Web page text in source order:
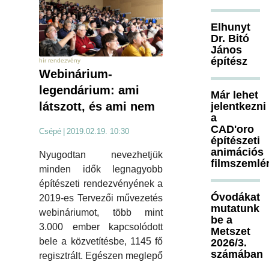
hír rendezvény
Webinárium-
legendárium: ami
látszott, és ami nem
Csépé 2019.02.19. 10:30
Nyugodtan nevezhetjük
minden idők legnagyobb
építészeti rendezvényének a
2019-es Tervezői művezetés
webináriumot, több mint
3.000 ember kapcsolódott
bele a közvetítésbe, 1145 fő
regisztrált. Egészen meglepő
Elhunyt
Dr. Bitó
János
építész
Már lehet
jelentkezni
a
CAD'oro
építészeti
animációs
Óvodákat
mutatunk
be a
Metszet
2026/3.
számában